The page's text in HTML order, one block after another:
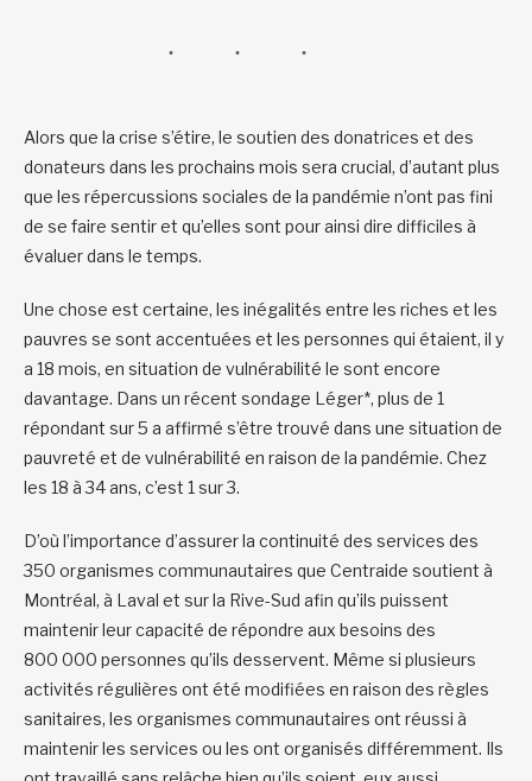
Alors que la crise s’étire, le soutien des donatrices et des
donateurs dans les prochains mois sera crucial, d’autant plus
que les répercussions sociales de la pandémie n’ont pas fini
de se faire sentir et qu’elles sont pour ainsi dire difficiles à
évaluer dans le temps.
Une chose est certaine, les inégalités entre les riches et les
pauvres se sont accentuées et les personnes qui étaient, il y
a 18 mois, en situation de vulnérabilité le sont encore
davantage. Dans un récent sondage Léger*, plus de 1
répondant sur 5 a affirmé s’être trouvé dans une situation de
pauvreté et de vulnérabilité en raison de la pandémie. Chez
les 18 à 34 ans, c’est 1 sur 3.
D’où l’importance d’assurer la continuité des services des
350 organismes communautaires que Centraide soutient à
Montréal, à Laval et sur la Rive-Sud afin qu’ils puissent
maintenir leur capacité de répondre aux besoins des
800 000 personnes qu’ils desservent. Même si plusieurs
activités régulières ont été modifiées en raison des règles
sanitaires, les organismes communautaires ont réussi à
maintenir les services ou les ont organisés différemment. Ils